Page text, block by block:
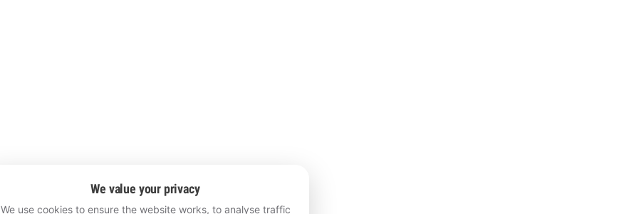
We value your privacy
We use cookies to ensure the website works, to analyse traffic